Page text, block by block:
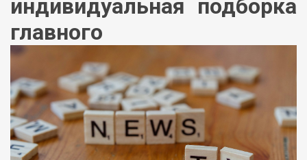
индивидуальная подборка
главного